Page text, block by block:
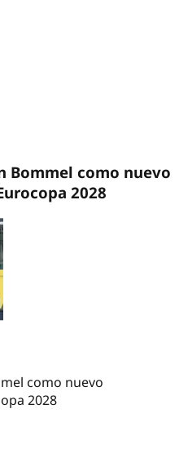
Bommel como nuevo
2028
como nuevo
2028